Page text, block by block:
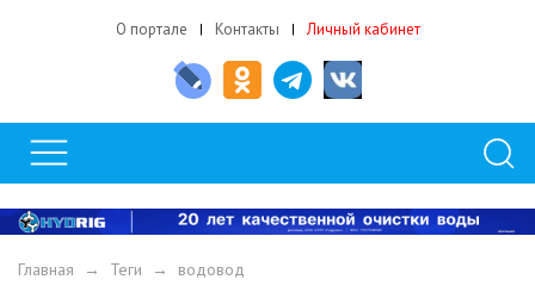
О портале Контакты Личный кабинет
Главная → Теги → водовод